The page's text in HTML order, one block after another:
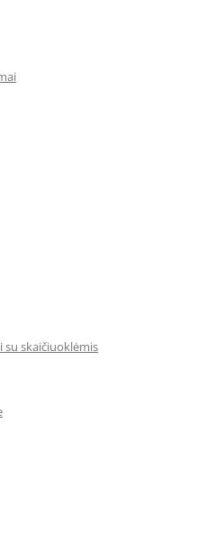
skaičiuoklėmis